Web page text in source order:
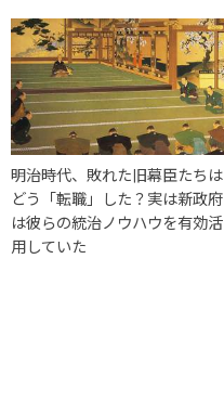
明治時代、敗れた旧幕臣たちは
どう「転職」した？実は新政府
は彼らの統治ノウハウを有効活
用していた